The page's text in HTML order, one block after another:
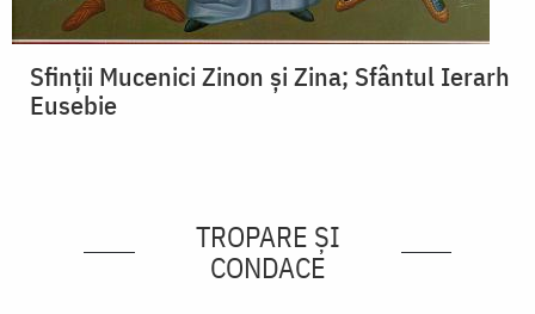
Sfinții Mucenici Zinon și Zina; Sfântul Ierarh
Eusebie
TROPARE ȘI
CONDACE